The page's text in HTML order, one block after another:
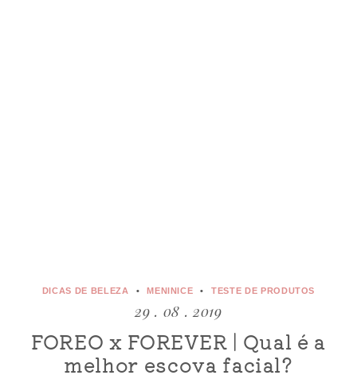
DICAS DE BELEZA MENINICE TESTE DE PRODUTOS
29 . 08 . 2019
FOREO x FOREVER | Qual é a
melhor escova facial?